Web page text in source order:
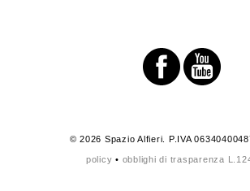
© 2026 Spazio Alfieri. P.IVA
policy • obblighi di trasparenza